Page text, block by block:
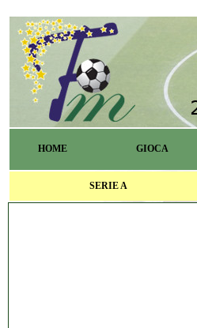
HOME GIOCA
SERIE A